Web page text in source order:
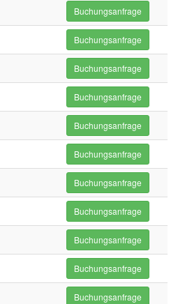
Buchungsanfrage
Buchungsanfrage
Buchungsanfrage
Buchungsanfrage
Buchungsanfrage
Buchungsanfrage
Buchungsanfrage
Buchungsanfrage
Buchungsanfrage
Buchungsanfrage
Buchungsanfrage